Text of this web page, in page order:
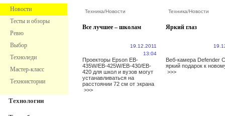
Новости
Тесты и обзоры
Ревю
Выбор
Техноледи
Мастер-класс
Техноистории
Технологии
Техника/Новости
Все лучшее – школам
19.12.2011
13:04
Проекторы Epson EB-
435W/EB-425W/EB-430/EB-
420 для школ и вузов могут
устанавливаться на
расстоянии 72 см от экрана
>>>
Техника/Новости
Яркий глаз
Веб-камера Defender
яркий подарок к
>>>